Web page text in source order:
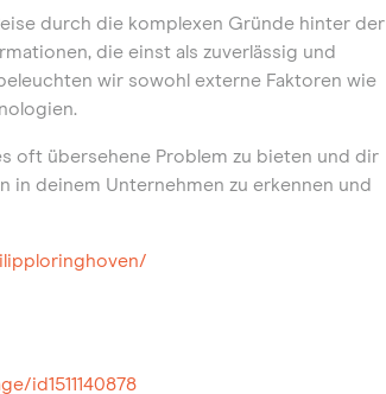
durch die komplexen Gründe hinter der
die einst als zuverlässig und
wir sowohl externe Faktoren wie
oft übersehene Problem zu bieten und dir
in deinem Unternehmen zu erkennen und
id1511140878